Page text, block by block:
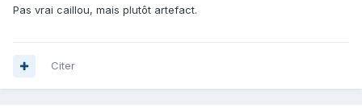
Pas vrai caillou, mais plutôt artefact.
Citer